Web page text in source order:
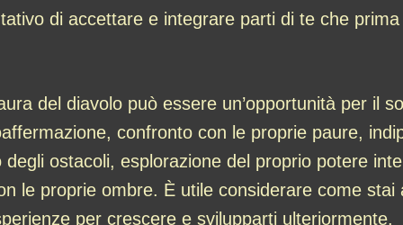
di accettare e integrare parti di te che
del diavolo può essere un’opportunità per il
confronto con le proprie paure,
ostacoli, esplorazione del proprio potere
le proprie ombre. È utile considerare come
per crescere e svilupparti ulteriormente.